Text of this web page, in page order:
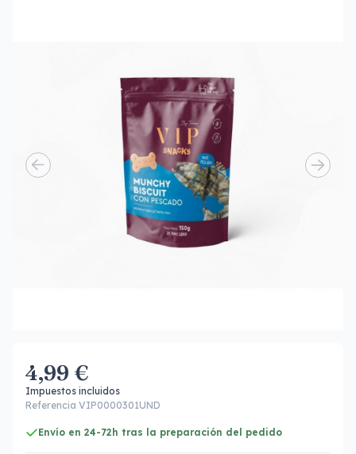
4,99 €
Impuestos incluidos
Referencia VIP0000301UND
Envío en 24-72h tras la preparación del pedido